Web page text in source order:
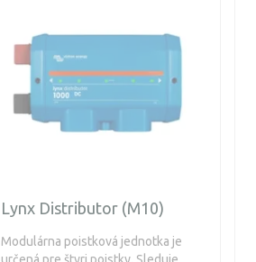
Lynx Distributor (M10)
Modulárna poistková jednotka je